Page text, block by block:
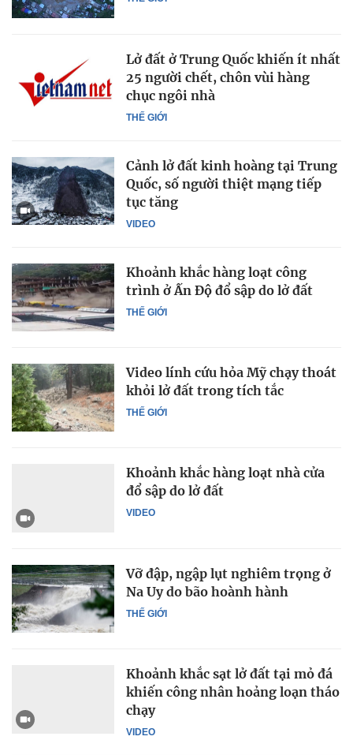
THẾ GIỚI
Lở đất ở Trung Quốc khiến ít nhất
25 người chết, chôn vùi hàng
chục ngôi nhà
VIDEO
Cảnh lở đất kinh hoàng tại Trung
Quốc, số người thiệt mạng tiếp
tục tăng
THẾ GIỚI
Khoảnh khắc hàng loạt công
trình ở Ấn Độ đổ sập do lở đất
THẾ GIỚI
Video lính cứu hỏa Mỹ chạy thoát
khỏi lở đất trong tích tắc
VIDEO
Khoảnh khắc hàng loạt nhà cửa
đổ sập do lở đất
THẾ GIỚI
Vỡ đập, ngập lụt nghiêm trọng ở
Na Uy do bão hoành hành
VIDEO
Khoảnh khắc sạt lở đất tại mỏ đá
khiến công nhân hoảng loạn tháo
chạy